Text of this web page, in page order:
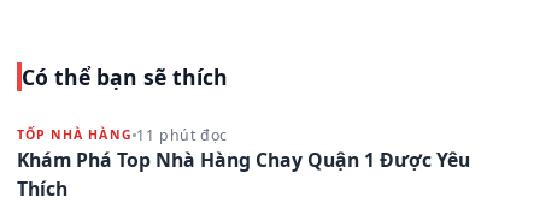
Có thể bạn sẽ thích
TỐP NHÀ HÀNG 11 phút đọc
Khám Phá Top Nhà Hàng Chay Quận 1 Được Yêu
Thích